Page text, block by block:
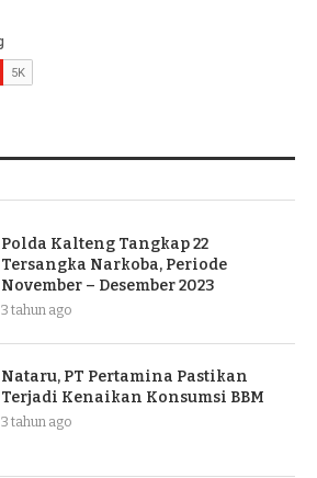
Polda Kalteng Tangkap 22
Tersangka Narkoba, Periode
November – Desember 2023
3 tahun ago
Nataru, PT Pertamina Pastikan
Terjadi Kenaikan Konsumsi BBM
3 tahun ago